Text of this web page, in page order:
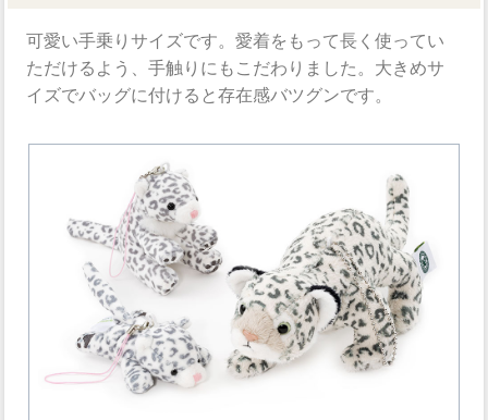
可愛い手乗りサイズです。愛着をもって長く使ってい
ただけるよう、手触りにもこだわりました。大きめサ
イズでバッグに付けると存在感バツグンです。